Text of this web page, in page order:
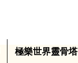
極樂世界靈骨塔